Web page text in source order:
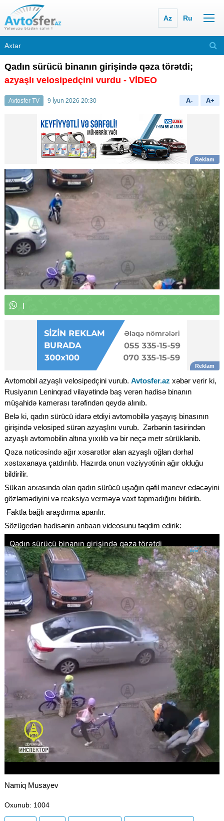
Az Ru
Qadın sürücü binanın girişində qəza törətdi;
azyaşlı velosipedçini vurdu - VİDEO
Avtosfer TV 9 İyun 2026 20:30 A- A+
W
Avtomobil azyaşlı velosipedçini vurub. Avtosfer.az xəbər verir ki,
Rusiyanın Leninqrad vilayətində baş verən hadisə binanın
müşahidə kamerası tərəfindən qeydə alınıb.
Belə ki, qadın sürücü idarə etdiyi avtomobillə yaşayış binasının
girişində velosiped sürən azyaşlını vurub. Zərbənin təsirindən
azyaşlı avtomobilin altına yıxılıb və bir neçə metr sürüklənib.
Qəza nəticəsində ağır xəsarətlər alan azyaşlı oğlan dərhal
xəstəxanaya çatdırılıb. Hazırda onun vəziyyətinin ağır olduğu
bildirilir.
Sükan arxasında olan qadın sürücü uşağın qəfil manevr edəcəyini
gözləmədiyini və reaksiya verməyə vaxt tapmadığını bildirib.
Faktla bağlı araşdırma aparılır.
Sözügedən hadisənin anbaan videosunu təqdim edirik:
Namiq Musayev
Oxunub: 1004